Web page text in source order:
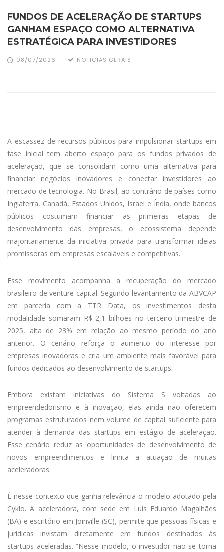
FUNDOS DE ACELERAÇÃO DE STARTUPS
GANHAM ESPAÇO COMO ALTERNATIVA
ESTRATÉGICA PARA INVESTIDORES
08/07/2026 NOTICIAS GERAIS
A escassez de recursos públicos para impulsionar startups em
fase inicial tem aberto espaço para os fundos privados de
aceleração, que se consolidam como uma alternativa para
financiar negócios inovadores e conectar investidores ao
mercado de tecnologia. No Brasil, ao contrário de países como
Inglaterra, Canadá, Estados Unidos, Israel e Índia, onde bancos
públicos costumam financiar as primeiras etapas de
desenvolvimento das empresas, o ecossistema depende
majoritariamente da iniciativa privada para transformar ideias
promissoras em empresas escaláveis e competitivas.
Esse movimento acompanha a recuperação do mercado
brasileiro de venture capital. Segundo levantamento da ABVCAP
em parceria com a TTR Data, os investimentos desta
modalidade somaram R$ 2,1 bilhões no terceiro trimestre de
2025, alta de 23% em relação ao mesmo período do ano
anterior. O cenário reforça o aumento do interesse por
empresas inovadoras e cria um ambiente mais favorável para
fundos dedicados ao desenvolvimento de startups.
Embora existam iniciativas do Sistema S voltadas ao
empreendedorismo e à inovação, elas ainda não oferecem
programas estruturados nem volume de capital suficiente para
atender à demanda das startups em estágio de aceleração.
Esse cenário reduz as oportunidades de desenvolvimento de
novos empreendimentos e limita a atuação de muitas
aceleradoras.
É nesse contexto que ganha relevância o modelo adotado pela
Cyklo. A aceleradora, com sede em Luís Eduardo Magalhães
(BA) e escritório em Joinville (SC), permite que pessoas físicas e
jurídicas invistam diretamente em fundos destinados às
startups aceleradas. “Nesse modelo, o investidor não se torna